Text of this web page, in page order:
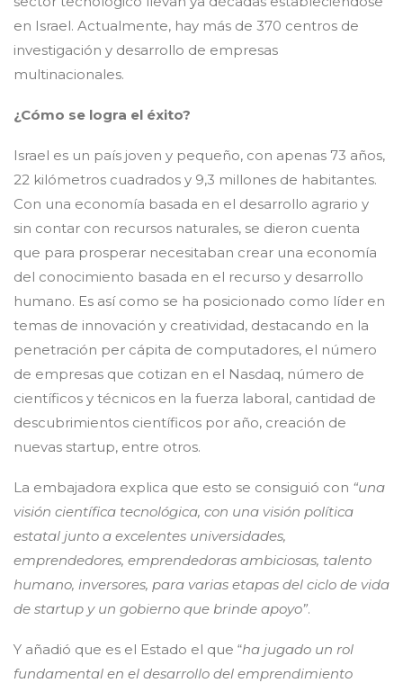
en Israel. Actualmente, hay más de 370 centros de
investigación y desarrollo de empresas
multinacionales.
¿Cómo se logra el éxito?
Israel es un país joven y pequeño, con apenas 73 años,
22 kilómetros cuadrados y 9,3 millones de habitantes.
Con una economía basada en el desarrollo agrario y
sin contar con recursos naturales, se dieron cuenta
que para prosperar necesitaban crear una economía
del conocimiento basada en el recurso y desarrollo
humano. Es así como se ha posicionado como líder en
temas de innovación y creatividad, destacando en la
penetración per cápita de computadores, el número
de empresas que cotizan en el Nasdaq, número de
científicos y técnicos en la fuerza laboral, cantidad de
descubrimientos científicos por año, creación de
nuevas startup, entre otros.
La embajadora explica que esto se consiguió con “una
visión científica tecnológica, con una visión política
estatal junto a excelentes universidades,
emprendedores, emprendedoras ambiciosas, talento
humano, inversores, para varias etapas del ciclo de vida
de startup y un gobierno que brinde apoyo”.
Y añadió que es el Estado el que “ha jugado un rol
fundamental en el desarrollo del emprendimiento